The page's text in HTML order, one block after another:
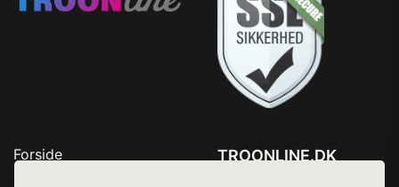
Forside
TROONLINE.DK